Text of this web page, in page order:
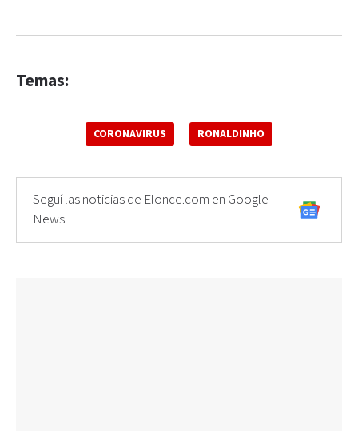
Temas:
CORONAVIRUS RONALDINHO
Seguí las noticias de Elonce.com en Google
News